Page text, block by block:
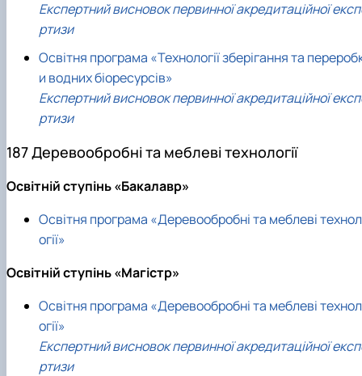
Експертний висновок первинної акредитаційної
ртизи
Освітня програма «Технології зберігання та
и водних біоресурсів»
Експертний висновок первинної акредитаційної
ртизи
187 Деревообробні та меблеві технології
Освітній ступінь «Бакалавр»
Освітня програма «Деревообробні та меблеві технол
огії»
Освітній ступінь «Магістр»
Освітня програма «Деревообробні та меблеві технол
огії»
Експертний висновок первинної акредитаційної
ртизи